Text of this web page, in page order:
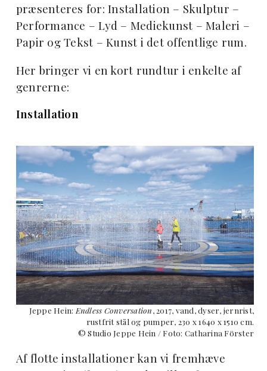
præsenteres for: Installation – Skulptur –
Performance – Lyd – Mediekunst – Maleri –
Papir og Tekst – Kunst i det offentlige rum.
Her bringer vi en kort rundtur i enkelte af
genrerne:
Installation
Jeppe Hein: Endless Conversation, 2017, vand, dyser, jernrist,
rustfrit stål og pumper, 230 x1640 x 1510 cm.
© Studio Jeppe Hein / Foto: Catharina Förster
Af flotte installationer kan vi fremhæve